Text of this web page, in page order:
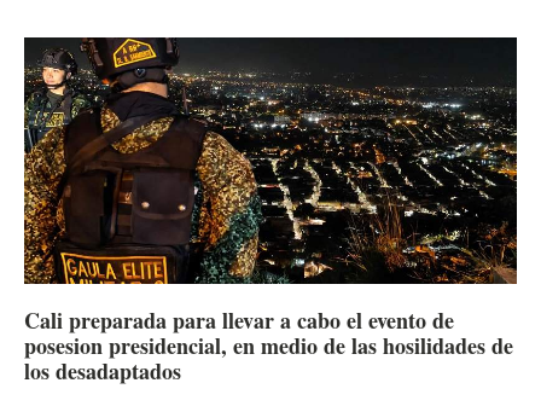
Cali preparada para llevar a cabo el evento de
posesion presidencial, en medio de las hosilidades de
los desadaptados